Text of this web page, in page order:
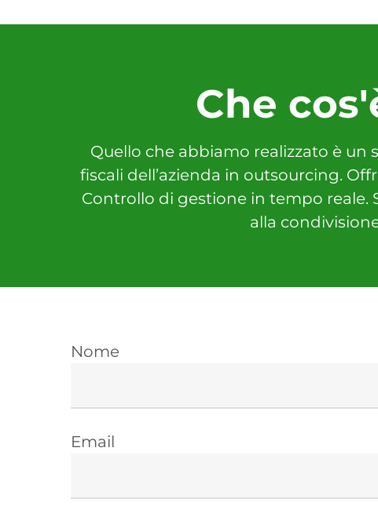
Che
Quello che abbiamo realizzato è
fiscali dell’azienda in outsourcing.
Controllo di gestione in tempo reale.
alla
Nome
Email